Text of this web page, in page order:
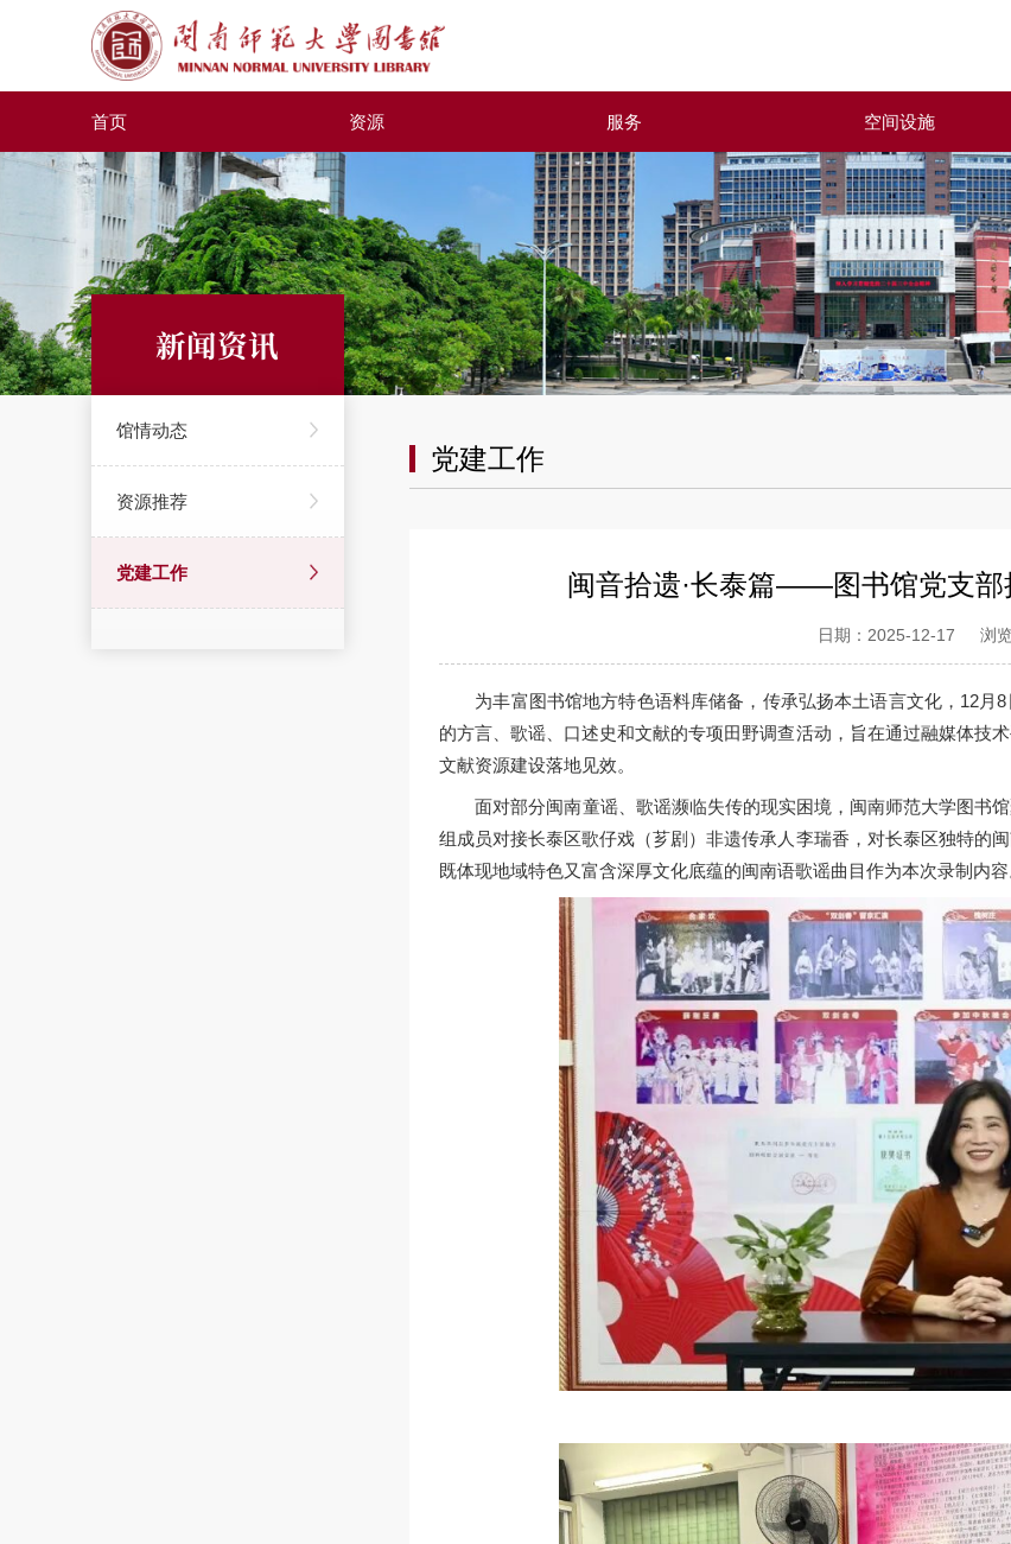
首页 资源 服务 空间设施
新闻资讯
馆情动态
资源推荐
党建工作
党建工作
闽音拾遗·长泰篇——图书馆党支部
日期：2025-12-17 浏
为丰富图书馆地方特色语料库储备，传承弘扬本土语言文化，12
的方言、歌谣、口述史和文献的专项田野调查活动，旨在通过融媒体技
文献资源建设落地见效。
面对部分闽南童谣、歌谣濒临失传的现实困境，闽南师范大学图书
组成员对接长泰区歌仔戏（芗剧）非遗传承人李瑞香，对长泰区独特的
既体现地域特色又富含深厚文化底蕴的闽南语歌谣曲目作为本次录制内容